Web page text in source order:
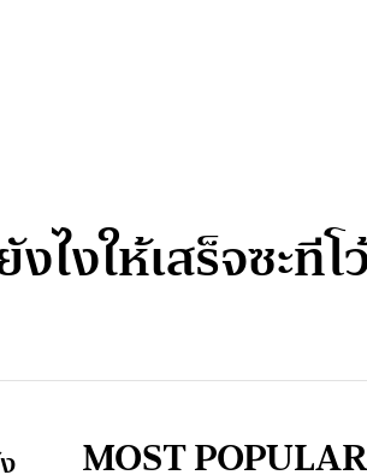
งให้เสร็จซะทีโ
MOST POPULAR